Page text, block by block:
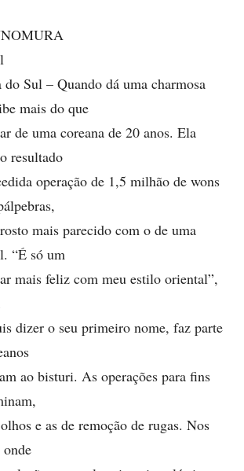
Sul – Quando dá uma charmosa
mais do que
de uma coreana de 20 anos. Ela
resultado
operação de 1,5 milhão de wons
mais parecido com o de uma
“É só um
mais feliz com meu estilo oriental”,
dizer o seu primeiro nome, faz parte
ao bisturi. As operações para fins
e as de remoção de rugas. Nos